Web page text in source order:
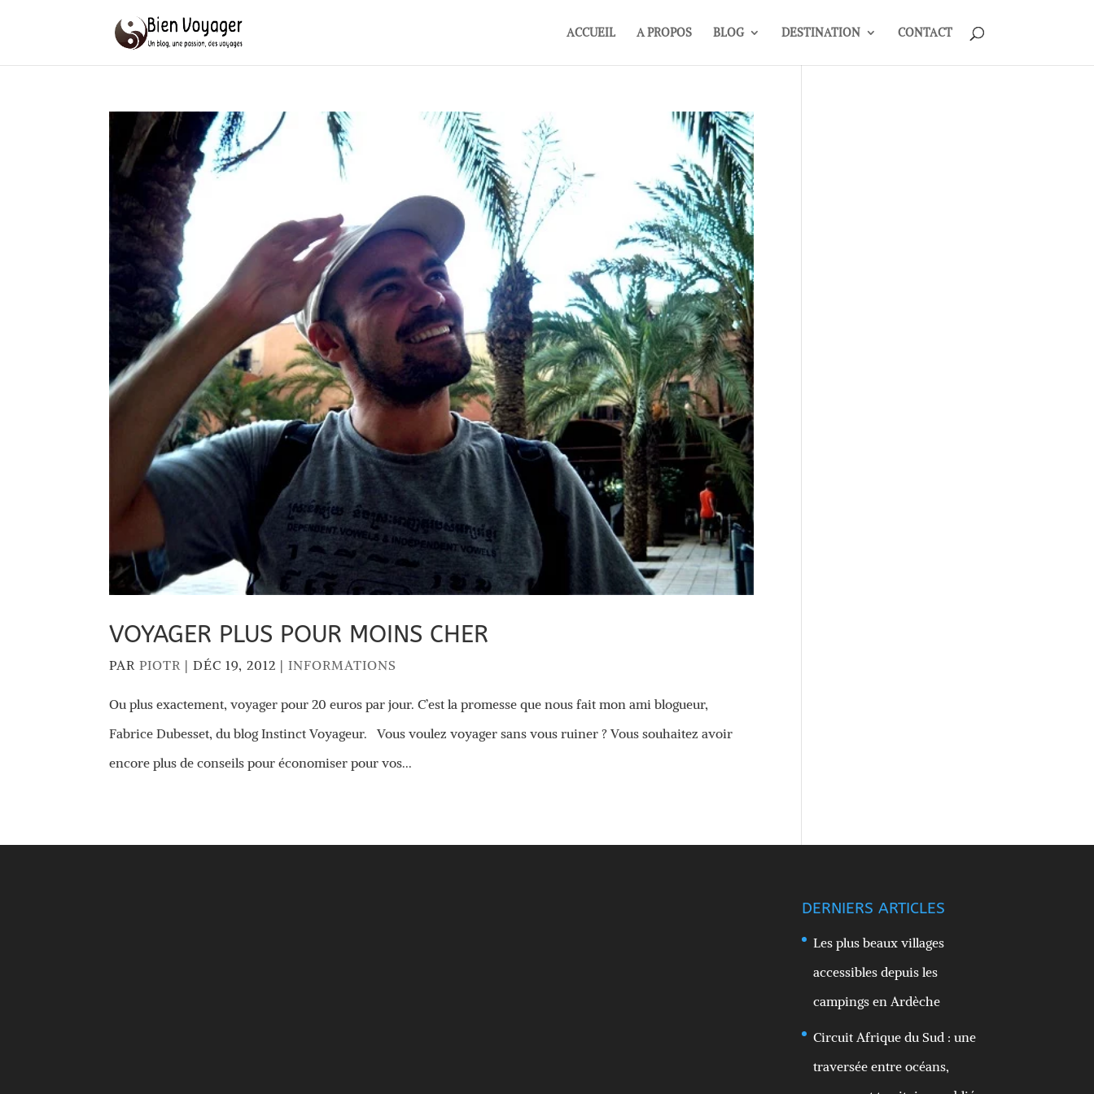
ACCUEIL A PROPOS BLOG DESTINATION CONTACT
VOYAGER PLUS POUR MOINS CHER
PARPIOTR |DÉC 19, 2012 |INFORMATIONS
Ou plus exactement, voyager pour 20 euros par jour. C’est la promesse que nous fait mon ami blogueur,
Fabrice Dubesset, du blog Instinct Voyageur. Vous voulez voyager sans vous ruiner ? Vous souhaitez avoir
encore plus de conseils pour économiser pour vos...
DERNIERS ARTICLES
Les plus beaux villages
accessibles depuis les
campings en Ardèche
Circuit Afrique du Sud : une
traversée entre océans,